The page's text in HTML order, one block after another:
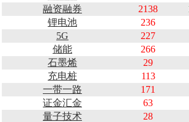
融资融券
2138
锂电池
236
5G
227
储能
266
石墨烯
29
充电桩
113
一带一路
171
证金汇金
63
量子技术
28